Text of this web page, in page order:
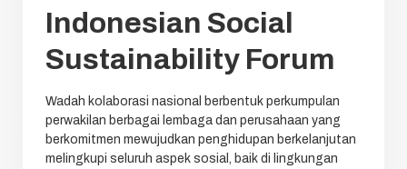
Indonesian Social
Sustainability Forum
Wadah kolaborasi nasional berbentuk perkumpulan
perwakilan berbagai lembaga dan perusahaan yang
berkomitmen mewujudkan penghidupan berkelanjutan
melingkupi seluruh aspek sosial, baik di lingkungan